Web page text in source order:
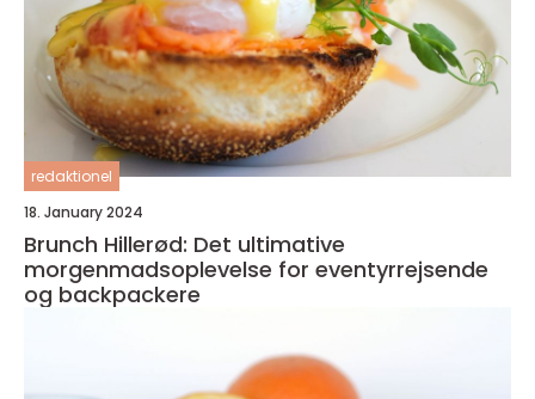
redaktionel
18. January 2024
Brunch Hillerød: Det ultimative
morgenmadsoplevelse for eventyrrejsende
og backpackere